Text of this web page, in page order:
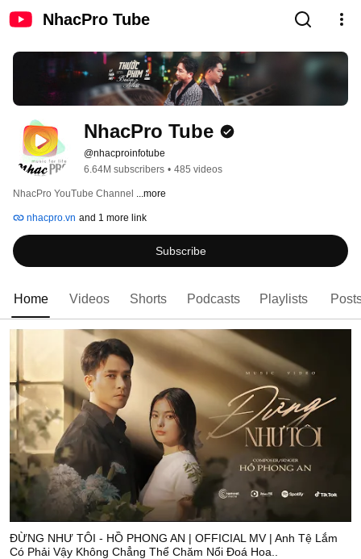
NhacPro Tube
NhacPro Tube
@nhacproinfotube
6.64M subscribers • 485 videos
NhacPro YouTube Channel ...more
nhacpro.vn and 1 more link
Subscribe
Home Videos Shorts Podcasts Playlists
ĐỪNG NHƯ TÔI - HỒ PHONG AN | OFFICIAL MV | Anh Tệ Lắm
Có Phải Vậy Không Chẳng Thể Chăm Nổi Đoá Hoa..